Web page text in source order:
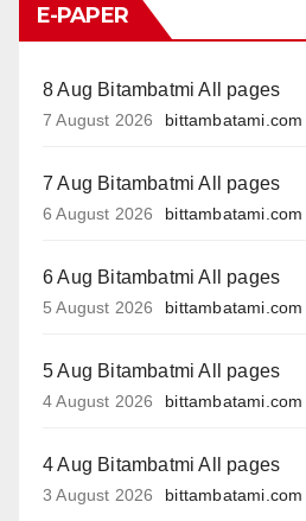
E-PAPER
8 Aug Bitambatmi All pages
7 August 2026 bittambatami.com
7 Aug Bitambatmi All pages
6 August 2026 bittambatami.com
6 Aug Bitambatmi All pages
5 August 2026 bittambatami.com
5 Aug Bitambatmi All pages
4 August 2026 bittambatami.com
4 Aug Bitambatmi All pages
3 August 2026 bittambatami.com